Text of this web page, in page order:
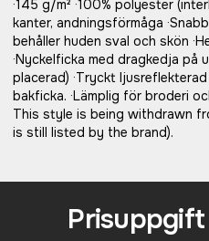
·145 g/m² ·100% polyester
kanter, andningsförmåga
behåller huden sval och skön
·Nyckelficka med dragkedja
placerad) ·Tryckt
bakficka. ·Lämplig för broderi
This style is being withdrawn
is still listed by the brand).
Prisuppgift